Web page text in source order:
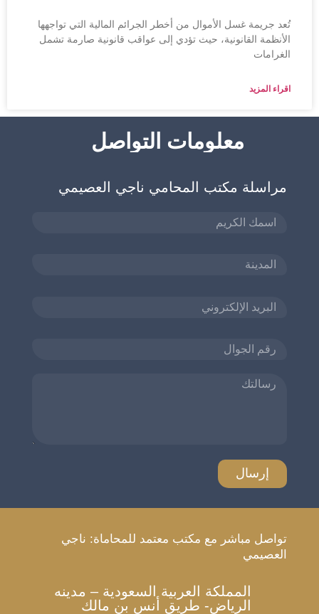
تُعد جريمة غسل الأموال من أخطر الجرائم المالية التي تواجهها
الأنظمة القانونية، حيث تؤدي إلى عواقب قانونية صارمة تشمل
الغرامات
اقراء المزيد
معلومات التواصل
مراسلة مكتب المحامي ناجي العصيمي
تواصل مباشر مع مكتب معتمد للمحاماة: ناجي
العصيمي
المملكة العربية السعودية – مدينه
الرياض- طريق أنس بن مالك